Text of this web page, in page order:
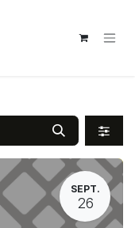
SEPT.
26